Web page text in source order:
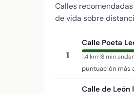
Calles
de vida sobre
1
Calle Poeta
1,4 km·18 min
puntuación más
Calle de León